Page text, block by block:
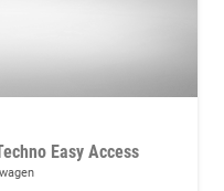
Easy Access